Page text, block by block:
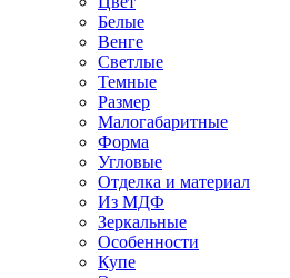
Белые
Венге
Светлые
Темные
Размер
Малогабаритные
Форма
Угловые
Отделка и материал
Из МДФ
Зеркальные
Особенности
Купе